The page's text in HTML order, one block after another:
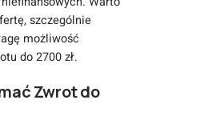
szczególnie
możliwość
do 2700 zł.
Zwrot do